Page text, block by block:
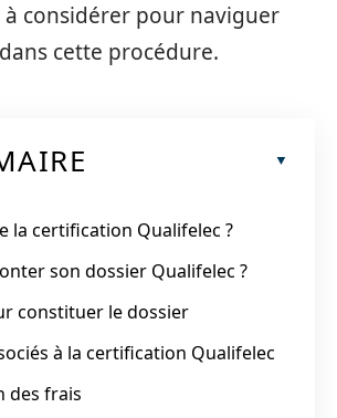
à considérer pour naviguer
cette procédure.
la certification Qualifelec ?
son dossier Qualifelec ?
constituer le dossier
à la certification Qualifelec
des frais